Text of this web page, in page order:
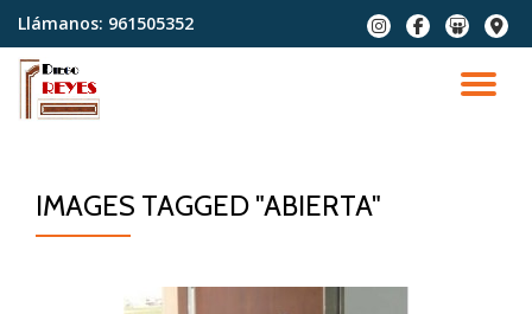
Saltar
contenido
Llámanos: 961505352
fa-
instagram
fa-
facebook
fa-
slideshare
fa-
map-
IMAGES TAGGED "ABIERTA"